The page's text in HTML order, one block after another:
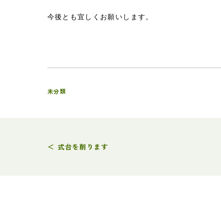
今後とも宜しくお願いします。
未分類
＜ 式台を削ります